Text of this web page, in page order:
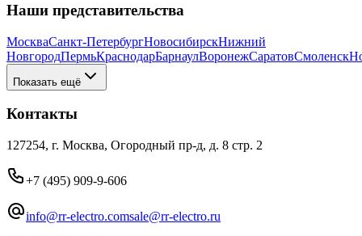
Наши представительства
МоскваСанкт-ПетербургНовосибирскНижний
НовгородПермьКраснодарБарнаулВоронежСаратовСмоленск
Показать ещё
Контакты
127254, г. Москва, Огородный пр-д, д. 8 стр. 2
+7 (495) 909-9-606
info@rr-electro.comsale@rr-electro.ru